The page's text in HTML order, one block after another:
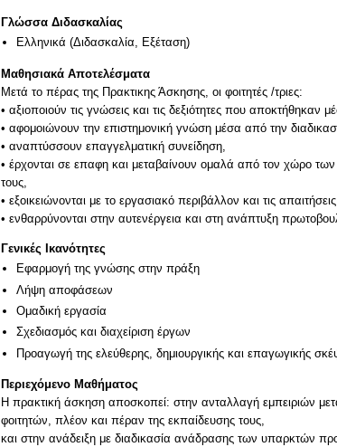
Γλώσσα Διδασκαλίας
Ελληνικά (Διδασκαλία, Εξέταση)
Μαθησιακά Αποτελέσματα
Μετά το πέρας της Πρακτικης Άσκησης, οι φοιτητές /τριες:
• αξιοποιούν τις γνώσεις και τις δεξιότητες που
• αφομοιώνουν την επιστημονική γνώση μέσα από την
• αναπτύσσουν επαγγελματική συνείδηση,
• έρχονται σε επαφη και μεταβαίνουν ομαλά από τον χώρο
τους,
• εξοικειώνονται με το εργασιακό περιβάλλον και τις
• ενθαρρύνονται στην αυτενέργεια και στη ανάπτυξη
Γενικές Ικανότητες
Εφαρμογή της γνώσης στην πράξη
Λήψη αποφάσεων
Ομαδική εργασία
Σχεδιασμός και διαχείριση έργων
Προαγωγή της ελεύθερης, δημιουργικής και επαγωγικής
Περιεχόμενο Μαθήματος
Η πρακτική άσκηση αποσκοπεί: στην ανταλλαγή εμπειριών
φοιτητών, πλέον και πέραν της εκπαίδευσης τους,
και στην ανάδειξη με διαδικασία ανάδρασης των υπαρκτών